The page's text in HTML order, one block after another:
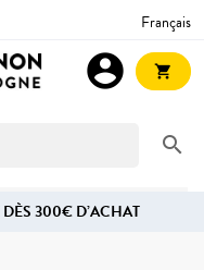
Français
search
account_circle shopping_cart
DÈS 300€ D’ACHAT